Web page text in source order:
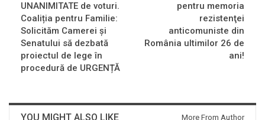
UNANIMITATE de voturi.
Coaliția pentru Familie:
Solicităm Camerei și
Senatului să dezbată
proiectul de lege în
procedură de URGENȚĂ
pentru memoria
rezistenţei
anticomuniste din
România ultimilor 26 de
ani!
YOU MIGHT ALSO LIKE More From Author